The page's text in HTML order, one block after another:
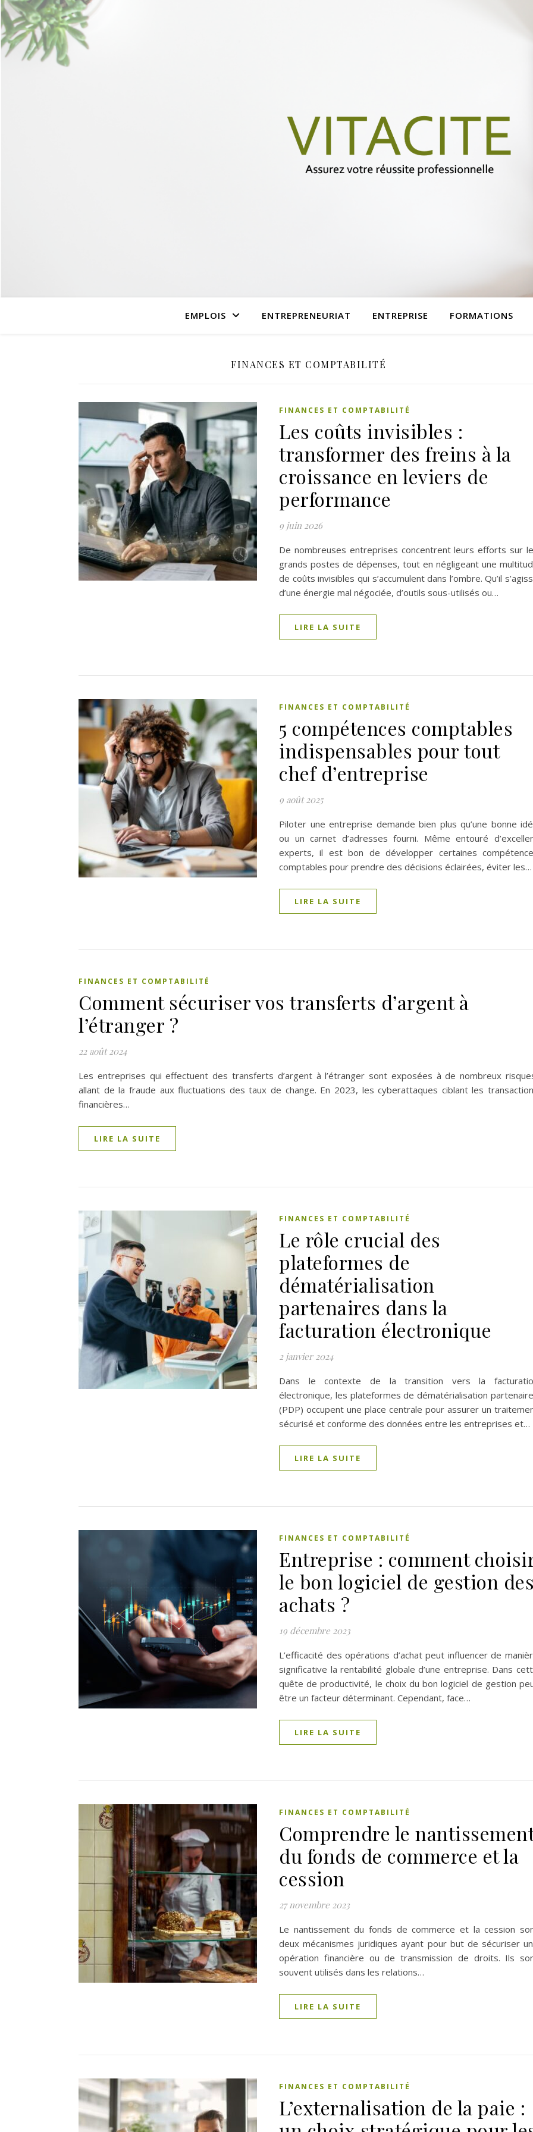
EMPLOIS ENTREPRENEURIAT ENTREPRISE FORMATIONS
FINANCES ET COMPTABILITÉ
FINANCES ET COMPTABILITÉ
Les coûts invisibles :
transformer des freins à la
croissance en leviers de
performance
9 juin 2026
De nombreuses entreprises concentrent leurs efforts sur
grands postes de dépenses, tout en négligeant une
de coûts invisibles qui s’accumulent dans l’ombre. Qu’il
d’une énergie mal négociée, d’outils sous-utilisés ou…
LIRE LA SUITE
FINANCES ET COMPTABILITÉ
5 compétences comptables
indispensables pour tout
chef d’entreprise
9 août 2025
Piloter une entreprise demande bien plus qu’une bonne
ou un carnet d’adresses fourni. Même entouré
experts, il est bon de développer certaines
comptables pour prendre des décisions éclairées, éviter les…
LIRE LA SUITE
FINANCES ET COMPTABILITÉ
Comment sécuriser vos transferts d’argent à
l’étranger ?
22 août 2024
Les entreprises qui effectuent des transferts d’argent à l’étranger sont exposées à de nombreux
allant de la fraude aux fluctuations des taux de change. En 2023, les cyberattaques ciblant les
financières…
LIRE LA SUITE
FINANCES ET COMPTABILITÉ
Le rôle crucial des
plateformes de
dématérialisation
partenaires dans la
facturation électronique
2 janvier 2024
Dans le contexte de la transition vers la
électronique, les plateformes de dématérialisation
(PDP) occupent une place centrale pour assurer un
sécurisé et conforme des données entre les entreprises et…
LIRE LA SUITE
FINANCES ET COMPTABILITÉ
Entreprise : comment
le bon logiciel de gestion des
achats ?
19 décembre 2023
L’efficacité des opérations d’achat peut influencer de
significative la rentabilité globale d’une entreprise. Dans
quête de productivité, le choix du bon logiciel de gestion
être un facteur déterminant. Cependant, face…
LIRE LA SUITE
FINANCES ET COMPTABILITÉ
Comprendre le
du fonds de commerce et la
cession
27 novembre 2023
Le nantissement du fonds de commerce et la cession
deux mécanismes juridiques ayant pour but de sécuriser
opération financière ou de transmission de droits. Ils
souvent utilisés dans les relations…
LIRE LA SUITE
FINANCES ET COMPTABILITÉ
L’externalisation de la paie :